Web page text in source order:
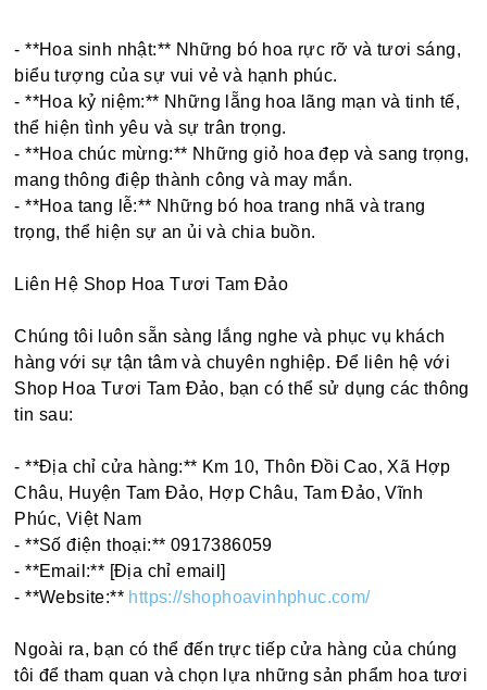
- **Hoa sinh nhật:** Những bó hoa rực rỡ và tươi sáng,
biểu tượng của sự vui vẻ và hạnh phúc.
- **Hoa kỷ niệm:** Những lẵng hoa lãng mạn và tinh tế,
thể hiện tình yêu và sự trân trọng.
- **Hoa chúc mừng:** Những giỏ hoa đẹp và sang trọng,
mang thông điệp thành công và may mắn.
- **Hoa tang lễ:** Những bó hoa trang nhã và trang
trọng, thể hiện sự an ủi và chia buồn.
Liên Hệ Shop Hoa Tươi Tam Đảo
Chúng tôi luôn sẵn sàng lắng nghe và phục vụ khách
hàng với sự tận tâm và chuyên nghiệp. Để liên hệ với
Shop Hoa Tươi Tam Đảo, bạn có thể sử dụng các thông
tin sau:
- **Địa chỉ cửa hàng:** Km 10, Thôn Đồi Cao, Xã Hợp
Châu, Huyện Tam Đảo, Hợp Châu, Tam Đảo, Vĩnh
Phúc, Việt Nam
- **Số điện thoại:** 0917386059
- **Email:** [Địa chỉ email]
- **Website:** https://shophoavinhphuc.com/
Ngoài ra, bạn có thể đến trực tiếp cửa hàng của chúng
tôi để tham quan và chọn lựa những sản phẩm hoa tươi